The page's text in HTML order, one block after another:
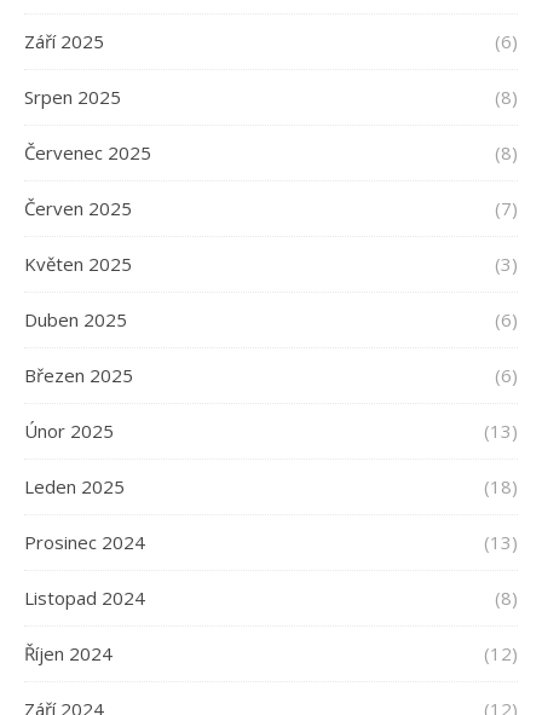
Září 2025 (6)
Srpen 2025 (8)
Červenec 2025 (8)
Červen 2025 (7)
Květen 2025 (3)
Duben 2025 (6)
Březen 2025 (6)
Únor 2025 (13)
Leden 2025 (18)
Prosinec 2024 (13)
Listopad 2024 (8)
Říjen 2024 (12)
Září 2024 (12)